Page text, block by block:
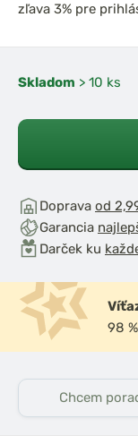
zľava 3% pre
Skladom > 10 ks
Doprava od
Garancia
Darček ku
98
Chcem